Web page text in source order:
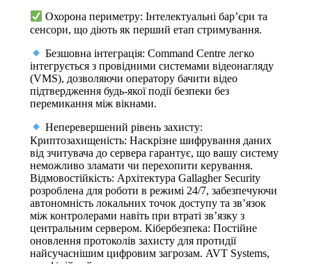
Охорона периметру: Інтелектуальні бар’єри та
сенсори, що діють як перший етап стримування.
Безшовна інтеграція: Command Centre легко
інтегрується з провідними системами відеонагляду
(VMS), дозволяючи оператору бачити відео
підтвердження будь-якої події безпеки без
перемикання між вікнами.
Неперевершений рівень захисту:
Криптозахищеність: Наскрізне шифрування даних
від зчитувача до сервера гарантує, що вашу систему
неможливо зламати чи перехопити керування.
Відмовостійкість: Архітектура Gallagher Security
розроблена для роботи в режимі 24/7, забезпечуючи
автономність локальних точок доступу та зв’язок
між контролерами навіть при втраті зв’язку з
центральним сервером. Кібербезпека: Постійне
оновлення протоколів захисту для протидії
найсучаснішим цифровим загрозам. AVT Systems,